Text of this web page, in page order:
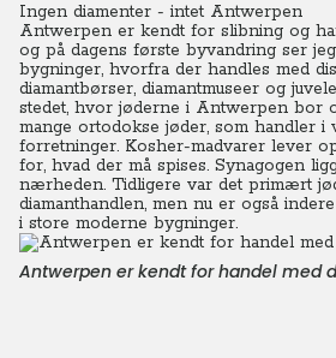
Ingen diamenter - intet Antwerpen
Antwerpen er kendt for slibning og
og på dagens første byvandring ser
bygninger, hvorfra der handles med
diamantbørser, diamantmuseer og
stedet, hvor jøderne i Antwerpen bor
mange ortodokse jøder, som handler i
forretninger. Kosher-madvarer lever
for, hvad der må spises. Synagogen
nærheden. Tidligere var det primært
diamanthandlen, men nu er også
i store moderne bygninger.
Antwerpen er kendt for handel med